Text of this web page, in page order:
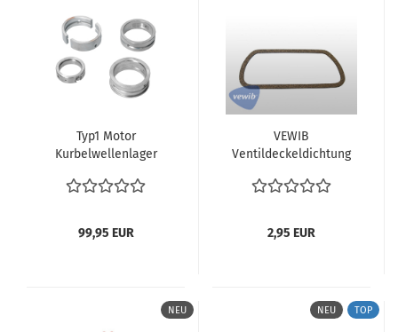
Typ1 Motor
Kurbelwellenlager
Stahlrückenlager für
Bulli Karmann
111198461
99,95 EUR
VEWIB
Ventildeckeldichtung
34-50 PS VW Bus T1 T2
2,95 EUR
NEU NEU TOP